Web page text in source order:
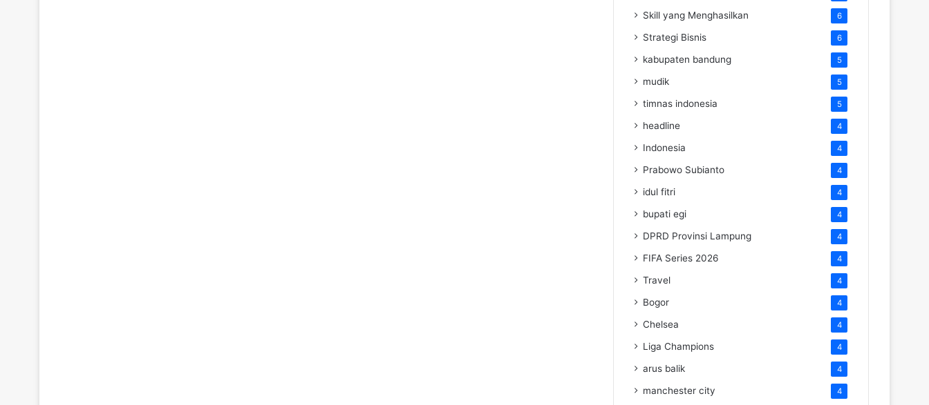
Skill yang Menghasilkan 6
Strategi Bisnis 6
kabupaten bandung 5
mudik 5
timnas indonesia 5
headline 4
Indonesia 4
Prabowo Subianto 4
idul fitri 4
bupati egi 4
DPRD Provinsi Lampung 4
FIFA Series 2026 4
Travel 4
Bogor 4
Chelsea 4
Liga Champions 4
arus balik 4
manchester city 4